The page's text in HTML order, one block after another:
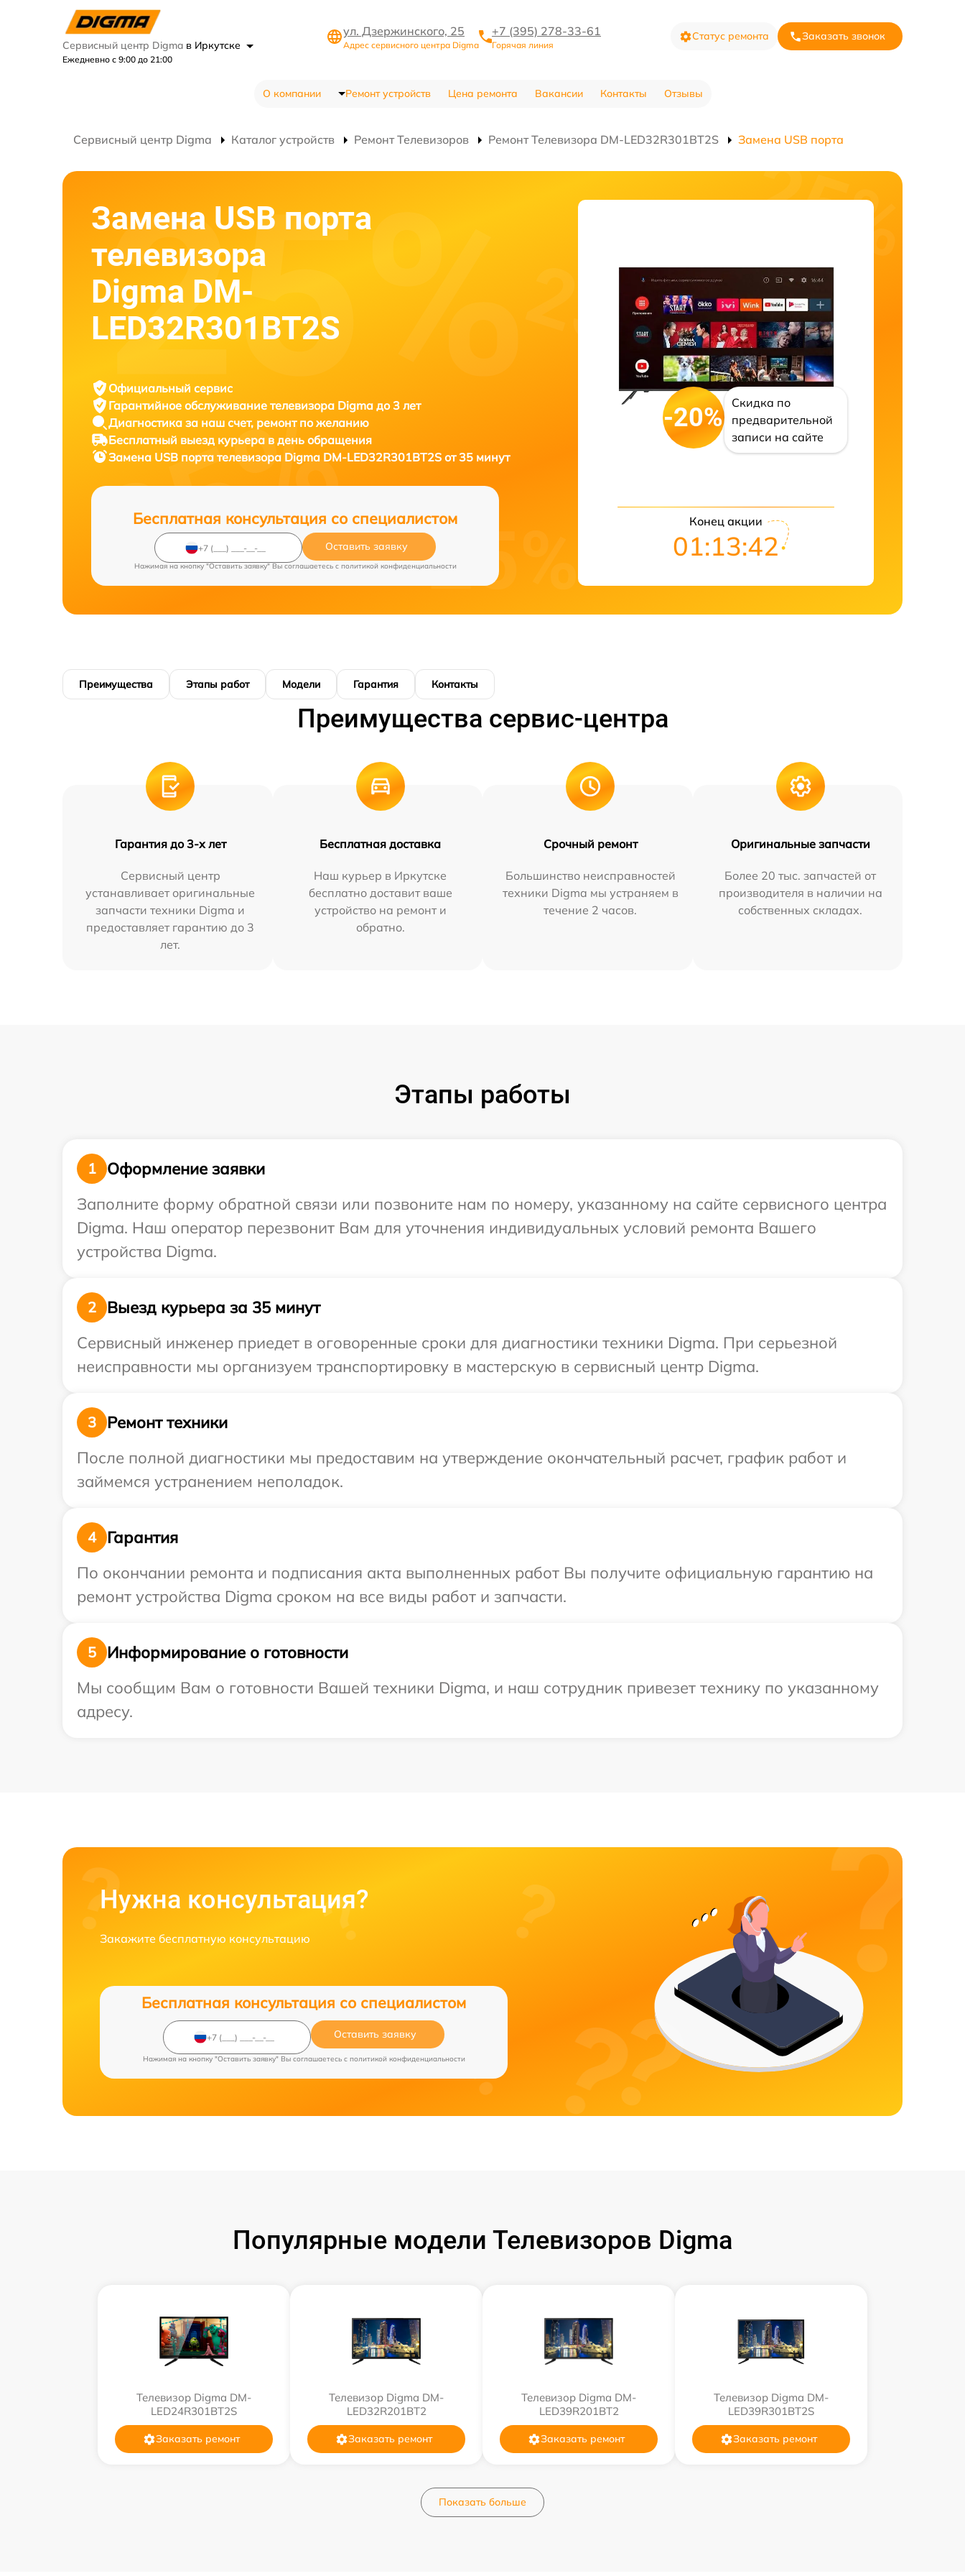
Сервисный центр Digma в Иркутске
Ежедневно с 9:00 до 21:00
ул. Дзержинского, 25
Адрес сервисного центра Digma
+7 (395) 278-33-61
Горячая линия
Статус ремонта Заказать звонок
О компании Ремонт устройств Цена ремонта Вакансии Контакты Отзывы
Сервисный центр Digma Каталог устройств Ремонт Телевизоров Ремонт Телевизора DM-LED32R301BT2S Замена USB порта
Замена USB порта
телевизора
Digma DM-
LED32R301BT2S
Официальный сервис
Гарантийное обслуживание телевизора Digma до 3 лет
Диагностика за наш счет, ремонт по желанию
Бесплатный выезд курьера в день обращения
Замена USB порта телевизора Digma DM-LED32R301BT2S от 35 минут
Бесплатная консультация со специалистом
Оставить заявку
Нажимая на кнопку "Оставить заявку" Вы соглашаетесь c политикой конфиденциальности
-20%
Скидка по
предварительной
записи на сайте
Конец акции
01:13:41
Преимущества Этапы работ Модели Гарантия Контакты
Преимущества сервис-центра
Гарантия до 3-х лет
Сервисный центр
устанавливает оригинальные
запчасти техники Digma и
предоставляет гарантию до 3
лет.
Бесплатная доставка
Наш курьер в Иркутске
бесплатно доставит ваше
устройство на ремонт и
обратно.
Срочный ремонт
Большинство неисправностей
техники Digma мы устраняем в
течение 2 часов.
Оригинальные запчасти
Более 20 тыс. запчастей от
производителя в наличии на
собственных складах.
Этапы работы
1
Оформление заявки
Заполните форму обратной связи или позвоните нам по номеру, указанному на сайте сервисного центра
Digma. Наш оператор перезвонит Вам для уточнения индивидуальных условий ремонта Вашего
устройства Digma.
2
Выезд курьера за 35 минут
Сервисный инженер приедет в оговоренные сроки для диагностики техники Digma. При серьезной
неисправности мы организуем транспортировку в мастерскую в сервисный центр Digma.
3
Ремонт техники
После полной диагностики мы предоставим на утверждение окончательный расчет, график работ и
займемся устранением неполадок.
4
Гарантия
По окончании ремонта и подписания акта выполненных работ Вы получите официальную гарантию на
ремонт устройства Digma сроком на все виды работ и запчасти.
5
Информирование о готовности
Мы сообщим Вам о готовности Вашей техники Digma, и наш сотрудник привезет технику по указанному
адресу.
Нужна консультация?
Закажите бесплатную консультацию
Бесплатная консультация со специалистом
Оставить заявку
Нажимая на кнопку "Оставить заявку" Вы соглашаетесь c политикой конфиденциальности
Популярные модели Телевизоров Digma
Телевизор Digma DM-
LED24R301BT2S
Заказать ремонт
Телевизор Digma DM-
LED32R201BT2
Заказать ремонт
Телевизор Digma DM-
LED39R201BT2
Заказать ремонт
Телевизор Digma DM-
LED39R301BT2S
Заказать ремонт
Показать больше